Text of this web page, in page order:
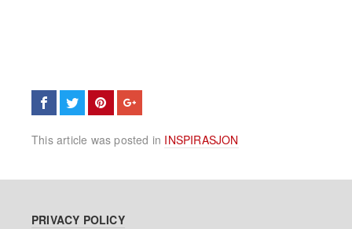
This article was posted in INSPIRASJON
PRIVACY POLICY